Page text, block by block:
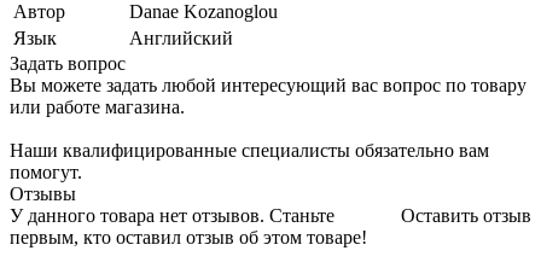
Автор
Danae Kozanoglou
Язык
Английский
Задать вопрос
Вы можете задать любой интересующий вас вопрос по товару
или работе магазина.
Наши квалифицированные специалисты обязательно вам
помогут.
Отзывы
Оставить отзыв
У данного товара нет отзывов. Станьте
первым, кто оставил отзыв об этом товаре!